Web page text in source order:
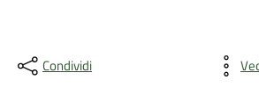
Condividi